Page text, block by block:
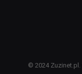
© 2024